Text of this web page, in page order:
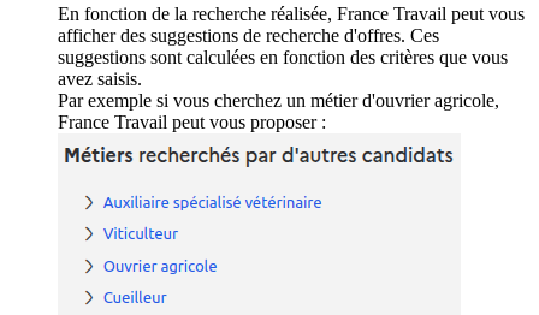
En fonction de la recherche réalisée, France Travail peut vous
afficher des suggestions de recherche d'offres. Ces
suggestions sont calculées en fonction des critères que vous
avez saisis.
Par exemple si vous cherchez un métier d'ouvrier agricole,
France Travail peut vous proposer :